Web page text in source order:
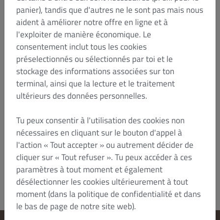
prévaloir des dispositions impératives de la loi du
pays dans lequel vous résidez.
En tant que
consommateur, vous bénéficiez de toutes les
dispositions impératives du droit local.Les
présentes conditions générales sont régies par le
droit français. En tant que consommateur, vous
bénéficiez de toutes les dispositions impératives
du droit du pays dans lequel vous êtes domicilié.
Rien dans les présentes CGV, y compris le
paragraphe ci-dessus, ne porte atteinte à votre
de ces dispositions impératives du droit local.
Statut : Juillet 2023/HTZ
Dish Order_B2C_T&C_V6_Jul 2023_fr
panier), tandis que d'autres ne le sont pas mais nous
aident à améliorer notre offre en ligne et à
l'exploiter de manière économique. Le
consentement inclut tous les cookies
préselectionnés ou sélectionnés par toi et le
stockage des informations associées sur ton
terminal, ainsi que la lecture et le traitement
ultérieurs des données personnelles.
Tu peux consentir à l'utilisation des cookies non
nécessaires en cliquant sur le bouton d'appel à
l'action « Tout accepter » ou autrement décider de
cliquer sur « Tout refuser ». Tu peux accéder à ces
paramètres à tout moment et également
désélectionner les cookies ultérieurement à tout
moment (dans la politique de confidentialité et dans
le bas de page de notre site web).